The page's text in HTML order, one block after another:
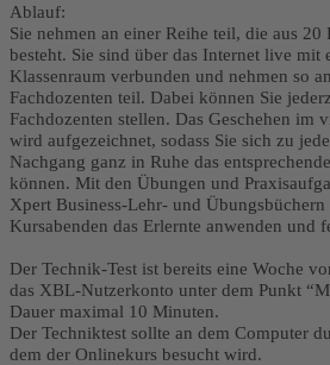
Ablauf:
Sie nehmen an einer Reihe teil, die aus
besteht. Sie sind über das Internet live mit
Klassenraum verbunden und nehmen so
Fachdozenten teil. Dabei können Sie
Fachdozenten stellen. Das Geschehen im
wird aufgezeichnet, sodass Sie sich zu
Nachgang ganz in Ruhe das
können. Mit den Übungen und
Xpert Business-Lehr- und
Kursabenden das Erlernte anwenden und
Der Technik-Test ist bereits eine Woche
das XBL-Nutzerkonto unter dem Punkt
Dauer maximal 10 Minuten.
Der Techniktest sollte an dem Computer
dem der Onlinekurs besucht wird.